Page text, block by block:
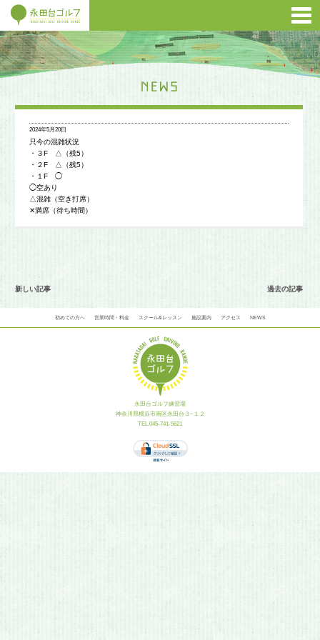
2024年5月20日
只今の混雑状況
・３F △（残5）
・２F △（残5）
・１F ◯
◯空あり
△混雑（空き打席）
✕満席（待ち時間）
新しい記事 過去の記事
初めての方へ 営業時間・料金 スクール&レッスン 施設案内 アクセス NEWS
永田台ゴルフ練習場
神奈川県横浜市南区永田台３−１２
TEL.045-741-5621